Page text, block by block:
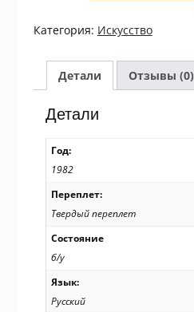
музыка
современность
Категория: Искусство
Детали Отзывы (0)
Детали
Год:
1982
Переплет:
Твердый переплет
Состояние
б/у
Язык:
Русский